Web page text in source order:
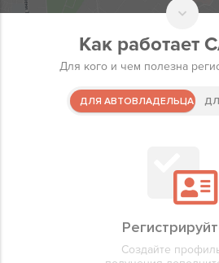
Как работает
Для кого и чем полезна
ДЛЯ АВТОВЛАДЕЛЬЦА
Создайте
Регистрируйте
Регистрируйте